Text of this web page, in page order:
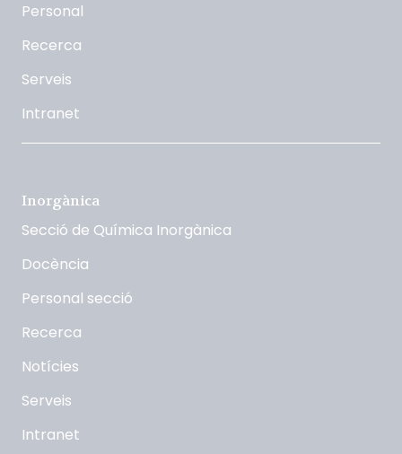
Personal
Recerca
Serveis
Intranet
Inorgànica
Secció de Química Inorgànica
Docència
Personal secció
Recerca
Notícies
Serveis
Intranet